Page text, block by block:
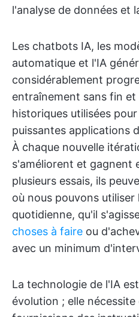
l'analyse de données et
Les chatbots IA, les
automatique et l'IA
considérablement
entraînement sans fin et
historiques utilisées
puissantes applications
À chaque nouvelle
s'améliorent et gagnent
plusieurs essais, ils
où nous pouvons
quotidienne, qu'il
choses à faire ou
avec un minimum
La technologie de l'IA
évolution ; elle nécessite